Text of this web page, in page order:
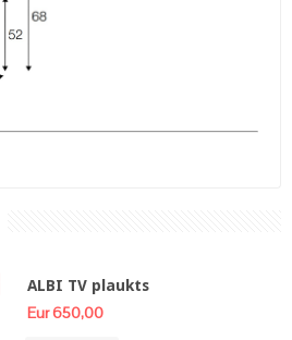
ALBI TV plaukts
Eur 650,00